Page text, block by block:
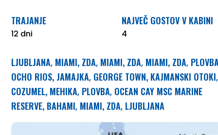
TRAJANJE
12 dni
NAJVEČ GOSTOV V KABINI
4
LJUBLJANA, MIAMI, ZDA, MIAMI, ZDA, MIAMI, ZDA,
OCHO RIOS, JAMAJKA, GEORGE TOWN, KAJMANSKI OTOKI,
COZUMEL, MEHIKA, PLOVBA, OCEAN CAY MSC MARINE
RESERVE, BAHAMI, MIAMI, ZDA, LJUBLJANA